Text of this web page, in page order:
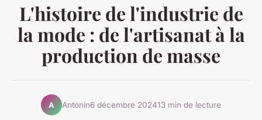
L'histoire de l'industrie de
la mode : de l'artisanat à la
production de masse
A Antonin6 décembre 202413 min de lecture